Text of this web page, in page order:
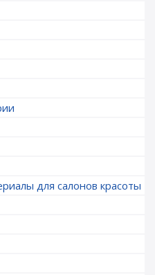
для салонов красоты